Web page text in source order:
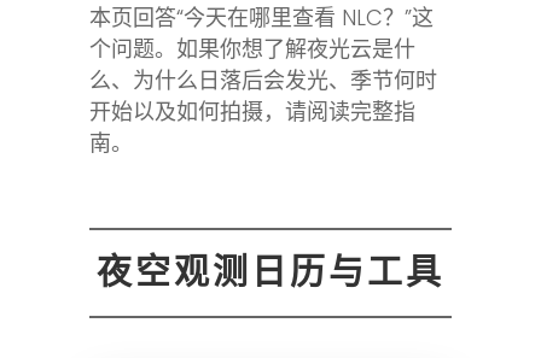
本页回答“今天在哪里查看 NLC？”这
个问题。如果你想了解夜光云是什
么、为什么日落后会发光、季节何时
开始以及如何拍摄，请阅读完整指
南。
夜空观测日历与工具